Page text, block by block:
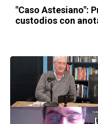
"Caso Astesiano":
custodios con